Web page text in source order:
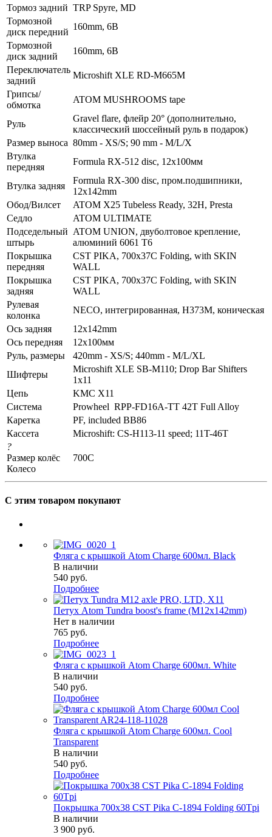
Тормоз задний TRP Spyre, MD
Тормозной
диск передний
160mm, 6B
Тормозной
диск задний
160mm, 6B
Переключатель
задний
Microshift XLE RD-M665M
Грипсы/
обмотка
ATOM MUSHROOMS tape
Руль
Gravel flare, флейр 20° (дополнительно,
классический шоссейный руль в подарок)
Размер выноса 80mm - XS/S; 90 mm - M/L/X
Втулка
передняя
Formula RX-512 disc, 12х100мм
Втулка задняя
Formula RX-300 disc, пром.подшипники,
12x142mm
Обод/Вилсет
ATOM X25 Tubeless Ready, 32Н, Presta
Седло
ATOM ULTIMATE
Подседельный
штырь
ATOM UNION, двуболтовое крепление,
алюминий 6061 T6
Покрышка
передняя
CST PIKA, 700x37C Folding, with SKIN
WALL
Покрышка
задняя
CST PIKA, 700x37C Folding, with SKIN
WALL
Рулевая
колонка
NECO, интегрированная, H373M, коническая
Ось задняя
12x142mm
Ось передняя
12х100мм
Руль, размеры
420mm - XS/S; 440mm - M/L/XL
Шифтеры
Microshift XLE SB-M110; Drop Bar Shifters
1x11
Цепь
KMC X11
Система
Prowheel RPP-FD16A-TT 42T Full Alloy
Каретка
PF, included BB86
Кассета
Microshift: CS-H113-11 speed; 11T-46T
?
Размер колёс
Колесо
700C
С этим товаром покупают
Фляга с крышкой Atom Charge 600мл. Black
В наличии
540 руб.
Подробнее
Петух Atom Tundra boost's frame (M12x142mm)
Нет в наличии
765 руб.
Подробнее
Фляга с крышкой Atom Charge 600мл. White
В наличии
540 руб.
Подробнее
Фляга с крышкой Atom Charge 600мл. Cool
Transparent
В наличии
540 руб.
Подробнее
Покрышка 700x38 CST Pika C-1894 Folding 60Tpi
В наличии
3 900 руб.